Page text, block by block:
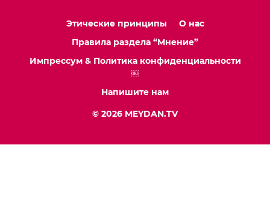
Этические принципы
О нас
Правила раздела “Мнение”
Импрессум & Политика конфиденциальности
￼
Напишите нам
© 2026 MEYDAN.TV